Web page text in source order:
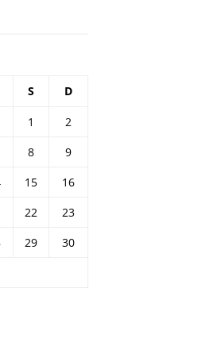
S D
1
2
8
9
15
16
22
23
29
30